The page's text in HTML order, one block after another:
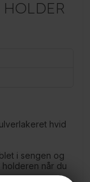
hvid
i sengen og
når du